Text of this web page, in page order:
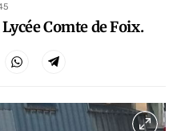
Comte de Foix.